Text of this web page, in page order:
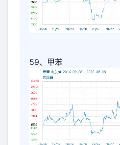
59、甲苯